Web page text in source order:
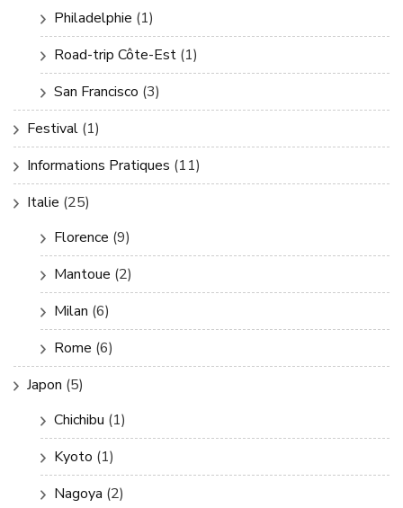
Philadelphie (1)
Road-trip Côte-Est (1)
San Francisco (3)
Festival (1)
Informations Pratiques (11)
Italie (25)
Florence (9)
Mantoue (2)
Milan (6)
Rome (6)
Japon (5)
Chichibu (1)
Kyoto (1)
Nagoya (2)